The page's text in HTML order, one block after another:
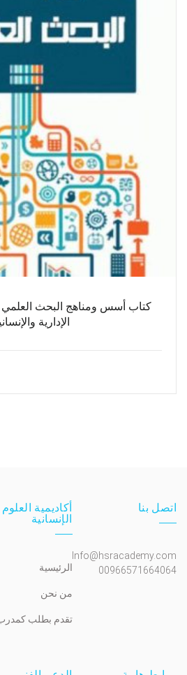
كتاب أسس ومناهج البحث
الإدارية
اتصل بنا
Info@hsracademy.com
00966571664064
أكاديمية العلوم
الإنسانية
الرئيسية
من نحن
تقدم بطلب